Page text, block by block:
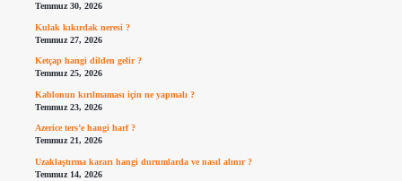
Temmuz 30, 2026
Kulak kıkırdak neresi ?
Temmuz 27, 2026
Ketçap hangi dilden gelir ?
Temmuz 25, 2026
Kablonun kırılmaması için ne yapmalı ?
Temmuz 23, 2026
Azerice ters’e hangi harf ?
Temmuz 21, 2026
Uzaklaştırma kararı hangi durumlarda ve nasıl alınır ?
Temmuz 14, 2026